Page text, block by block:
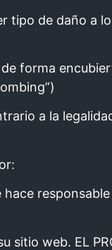
tipo de daño a
forma
a la
hace
sitio web. EL